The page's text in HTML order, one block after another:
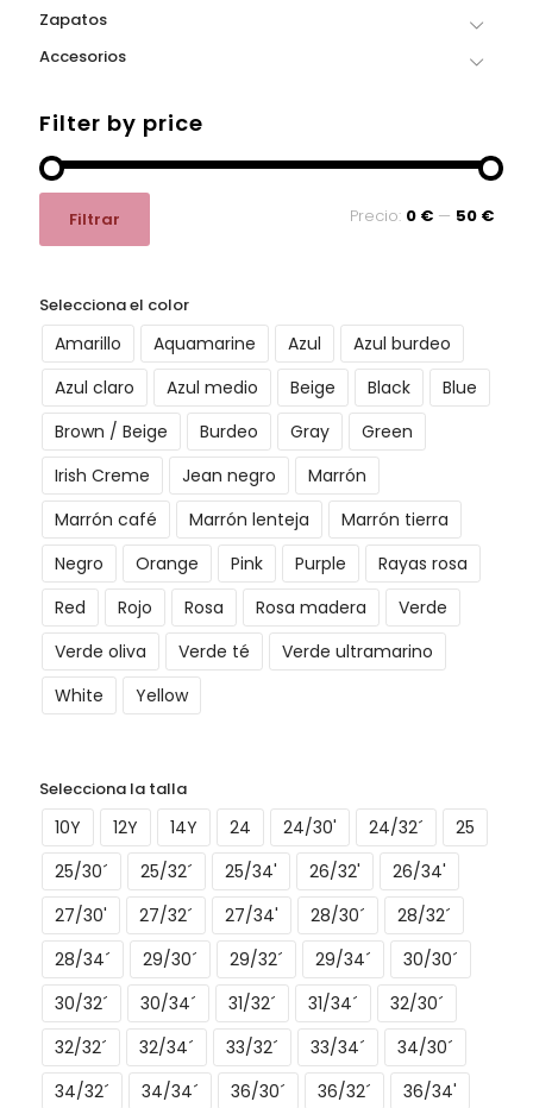
Zapatos
Accesorios
Filter by price
Precio
mínimo
Precio
máximo
Filtrar Precio: 0 € — 50 €
Selecciona el color
Amarillo Aquamarine Azul
Azul burdeo
Azul claro
Azul medio Beige Black
Blue
Brown / Beige
Burdeo Gray
Green
Irish Creme
Jean negro
Marrón
Marrón café
Marrón lenteja
Marrón tierra
Negro
Orange Pink Purple
Rayas rosa
Red
Rojo Rosa Rosa madera
Verde
Verde oliva
Verde té
Verde ultramarino
White
Yellow
Selecciona la talla
10Y 12Y 14Y 24 24/30' 24/32´
25
25/30´
25/32´ 25/34' 26/32'
26/34'
27/30'
27/32´ 27/34' 28/30´
28/32´
28/34´
29/30´ 29/32´ 29/34´
30/30´
30/32´
30/34´ 31/32´ 31/34´
32/30´
32/32´
32/34´ 33/32´ 33/34´
34/30´
34/32´
34/34´ 36/30´ 36/32´
36/34'